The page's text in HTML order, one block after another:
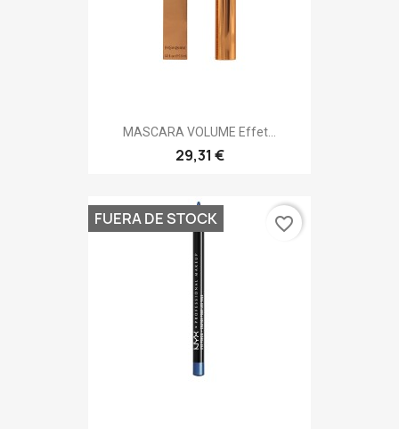
MASCARA VOLUME Effet...
29,31 €
FUERA DE STOCK favorite_border